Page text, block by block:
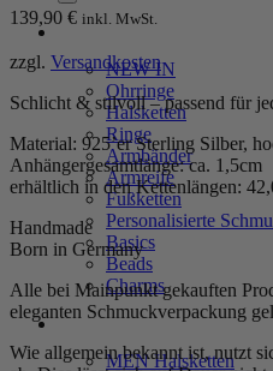
NEW IN
Ohrringe
Halsketten
Ringe
Armbänder
Armreife
Fußketten
Personalisierte
Basics
Beads
Charms
MEN
MEN Halsketten
139,90 € inkl. MwSt.
zzgl. Versandkosten
Schlicht & stilvoll – passend für
Material: 925’er Sterling Silber,
Anhängergesamtlänge: ca. 1,5cm
erhältlich in den Kettenlängen:
Handmade
Born in Germany
Alle bei Mainpunkt gekauften
eleganten Schmuckverpackung
Wie allgemein bekannt ist, nutzt